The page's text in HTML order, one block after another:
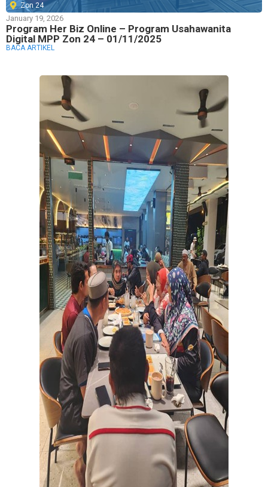
Zon 24
January 19, 2026
Program Her Biz Online – Program Usahawanita
Digital MPP Zon 24 – 01/11/2025
BACA ARTIKEL